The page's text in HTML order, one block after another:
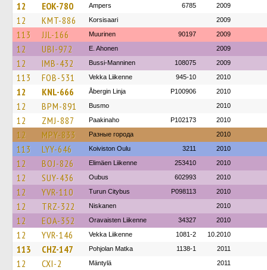
12 EOK-780 Ampers 6785 2009
12 KMT-886 Korsisaari 2009
113 JJL-166 Muurinen 90197 2009
12 UBI-972 E. Ahonen 2009
12 IMB-432 Bussi-Manninen 108075 2009
113 FOB-531 Vekka Liikenne 945-10 2010
12 KNL-666 Åbergin Linja P100906 2010
12 BPM-891 Busmo 2010
12 ZMJ-887 Paakinaho P102173 2010
12 MPY-833 Разные города 2010
113 LYY-646 Koiviston Oulu 3211 2010
12 BOJ-826 Elimäen Liikenne 253410 2010
12 SUY-436 Oubus 602993 2010
12 YVR-110 Turun Citybus P098113 2010
12 TRZ-322 Niskanen 2010
12 EOA-352 Oravaisten Liikenne 34327 2010
12 YVR-146 Vekka Liikenne 1081-2 10.2010
113 CHZ-147 Pohjolan Matka 1138-1 2011
12 CXI-2 Mäntylä 2011